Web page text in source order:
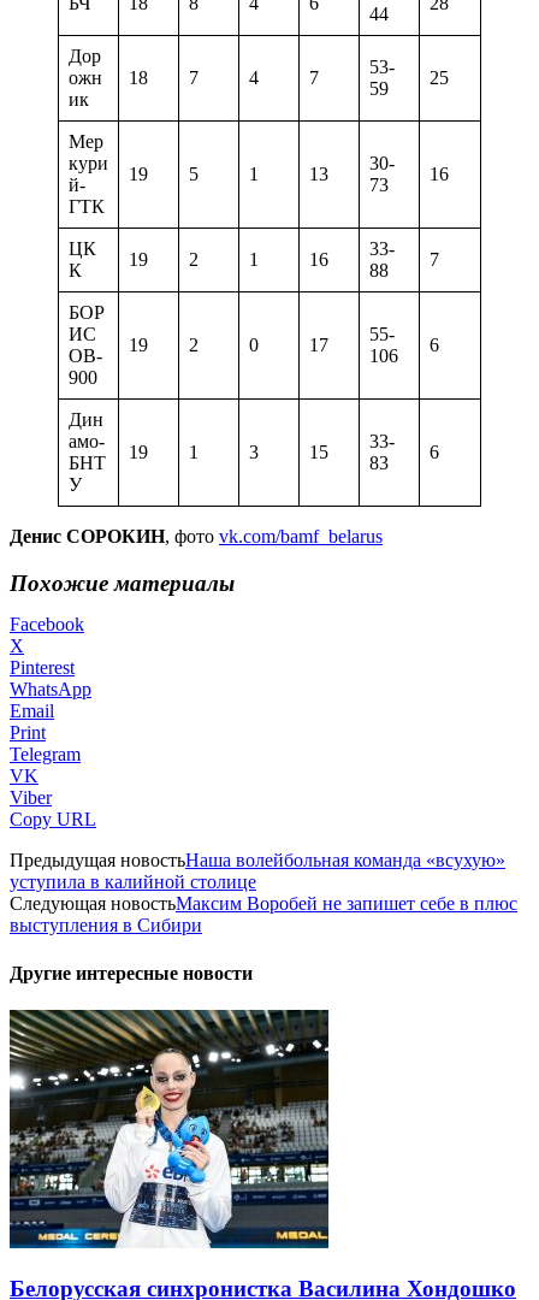
44
Дор
ожн
ик
18 7 4 7
53-
59
25
Мер
кури
й-
ГТК
19 5 1 13
30-
73
16
ЦК
К
19 2 1 16
33-
88
7
БОР
ИС
ОВ-
900
19 2 0 17
55-
106
6
Дин
амо-
БНТ
У
19 1 3 15
33-
83
6
Денис СОРОКИН, фото vk.com/bamf_belarus
Похожие материалы
Facebook
X
Pinterest
WhatsApp
Email
Print
Telegram
VK
Viber
Copy URL
Предыдущая новостьНаша волейбольная команда «всухую»
уступила в калийной столице
Следующая новостьМаксим Воробей не запишет себе в плюс
выступления в Сибири
Другие интересные новости
Белорусская синхронистка Василина Хондошко